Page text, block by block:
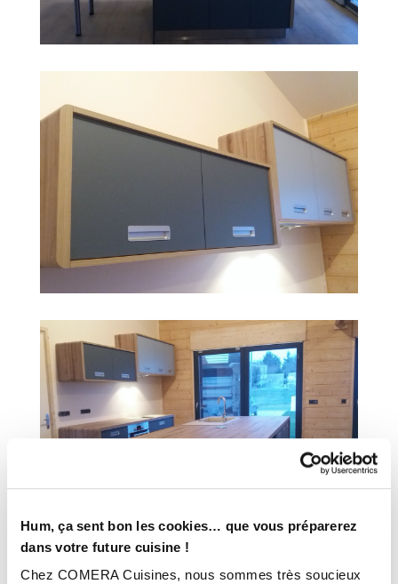
Hum, ça sent bon les cookies… que vous préparerez
dans votre future cuisine !
Chez COMERA Cuisines, nous sommes très soucieux